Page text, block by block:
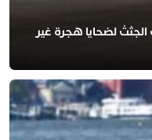
لضحايا هجرة غير